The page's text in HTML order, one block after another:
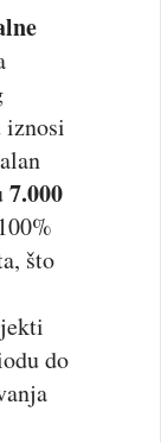
iznosi
7.000
što
do